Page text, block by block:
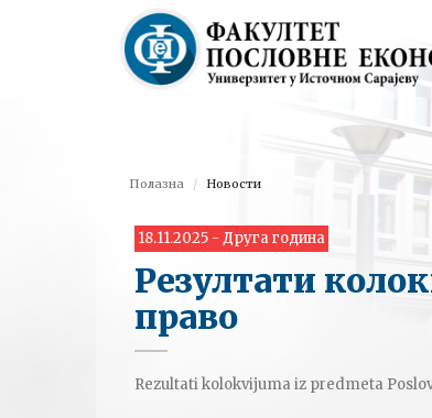
Полазна Новости
18.11.2025 - Друга година
Резултати
право
Rezultati kolokvijuma iz predmeta